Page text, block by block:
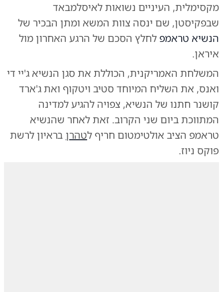
מקסימלית, העיניים נשואות לאיסלמבאד
שבפקיסטן, שם ינסה צוות המשא ומתן הבכיר של
הנשיא טראמפ לחלץ הסכם של הרגע האחרון מול
איראן.
המשלחת האמריקנית, הכוללת את סגן הנשיא ג'יי די
ואנס, את השליח המיוחד סטיב ויטקוף ואת ג'ארד
קושנר חתנו של הנשיא, צפויה להגיע למדינה
המתווכת ביום שני הקרוב. זאת לאחר שהנשיא
טראמפ הציב אולטימטום חריף לטהרן בראיון לרשת
פוקס ניוז.